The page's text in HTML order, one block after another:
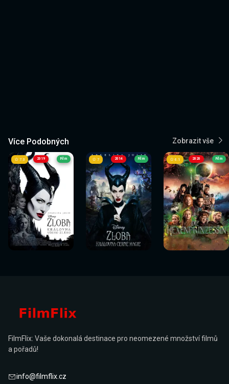
Více Podobných Zobrazit vše
2019
Sledovat
nyní
7.3 Film
Sledovat
nyní
2014
Sledovat
nyní
7 Film
Sledovat
nyní
2020
Sledovat
nyní
6.1 Film
Sledovat
nyní
FilmFlix: Vaše dokonalá destinace pro neomezené množství filmů
a pořadů!
info@filmflix.cz